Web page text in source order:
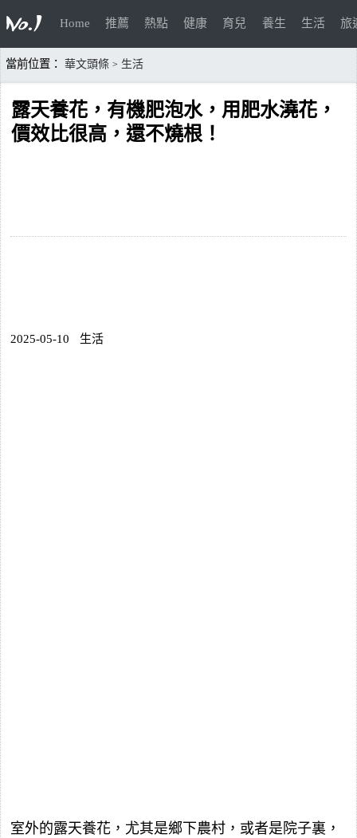
Home 推薦 熱點 健康 育兒 養生 生活 旅
當前位置： 華文頭條 > 生活
露天養花，有機肥泡水，用肥水澆花，
價效比很高，還不燒根！
2025-05-10 生活
室外的露天養花，尤其是鄉下農村，或者是院子裏，